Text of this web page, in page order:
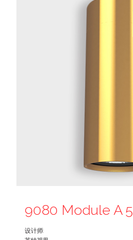
9080 Module A 5
设计师: